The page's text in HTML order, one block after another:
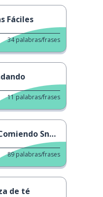
Fáciles
34 palabras/frases
11 palabras/frases
Snacks
89 palabras/frases
de té